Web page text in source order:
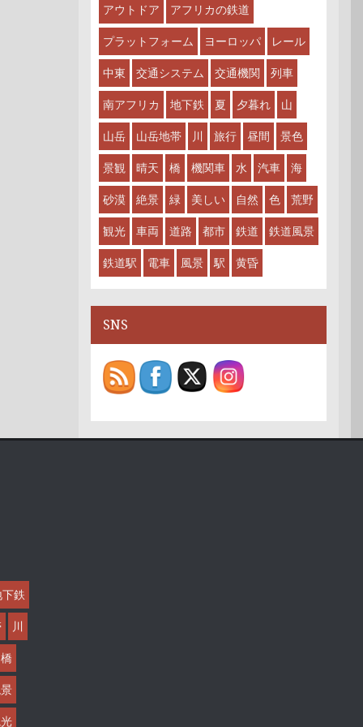
アウトドア アフリカの鉄道
プラットフォーム ヨーロッパ レール
中東 交通システム 交通機関 列車
南アフリカ 地下鉄 夏 夕暮れ 山
山岳 山岳地帯 川 旅行 昼間 景色
景観 晴天 橋 機関車 水 汽車 海
砂漠 絶景 緑 美しい 自然 色 荒野
観光 車両 道路 都市 鉄道 鉄道風景
鉄道駅 電車 風景 駅 黄昏
SNS
鉄
川
橋